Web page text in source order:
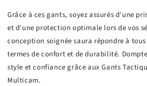
Grâce à ces gants, soyez assurés d'une
et d'une protection optimale lors de vos
conception soignée saura répondre à tous
termes de confort et de durabilité.
style et confiance grâce aux Gants
Multicam.